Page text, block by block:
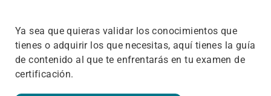
Ya sea que quieras validar los conocimientos que
tienes o adquirir los que necesitas, aquí tienes la guía
de contenido al que te enfrentarás en tu examen de
certificación.